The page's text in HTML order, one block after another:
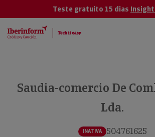
Teste gratuito 15 dias
Saudia-comercio De
Lda.
INATIVA 504761625